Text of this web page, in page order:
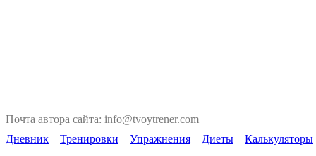
Почта автора сайта: info@tvoytrener.com
Дневник
Тренировки Упражнения Диеты Калькуляторы